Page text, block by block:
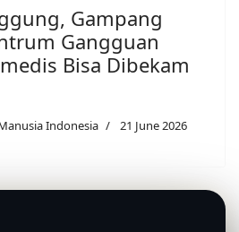
Gampang
Gangguan
Bisa Dibekam
Indonesia 21 June 2026